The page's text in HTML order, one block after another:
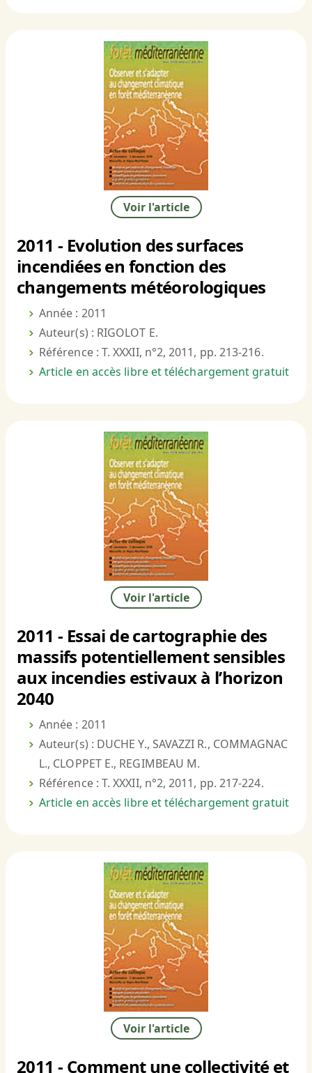
Voir l'article
2011 - Evolution des surfaces
incendiées en fonction des
changements météorologiques
Année : 2011
Auteur(s) : RIGOLOT E.
Référence : T. XXXII, n°2, 2011, pp. 213-216.
Article en accès libre et téléchargement gratuit
Voir l'article
2011 - Essai de cartographie des
massifs potentiellement sensibles
aux incendies estivaux à l’horizon
2040
Année : 2011
Auteur(s) : DUCHE Y., SAVAZZI R., COMMAGNAC
L., CLOPPET E., REGIMBEAU M.
Référence : T. XXXII, n°2, 2011, pp. 217-224.
Article en accès libre et téléchargement gratuit
Voir l'article
2011 - Comment une collectivité et